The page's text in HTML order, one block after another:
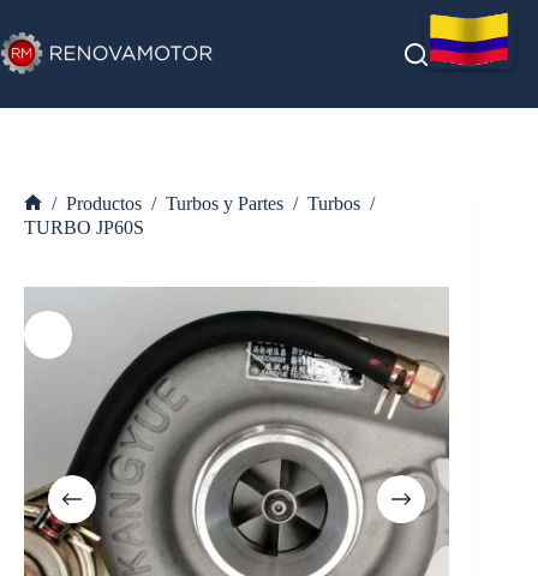
al
contenido
Inicio
/ Productos / Turbos y Partes / Turbos /
TURBO JP60S